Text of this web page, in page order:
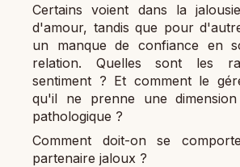
Certains voient dans la
d'amour, tandis que pour
un manque de confiance en
relation. Quelles sont les
sentiment ? Et comment le
qu'il ne prenne une
pathologique ?
Comment doit-on se
partenaire jaloux ?